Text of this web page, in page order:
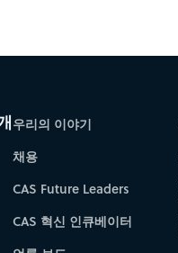
우리의 이야기
채용
CAS Future Leaders
CAS 혁신 인큐베이터